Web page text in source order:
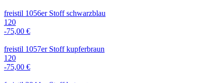
freistil 1056er Stoff schwarzblau
120
-75,00 €
freistil 1057er Stoff kupferbraun
120
-75,00 €